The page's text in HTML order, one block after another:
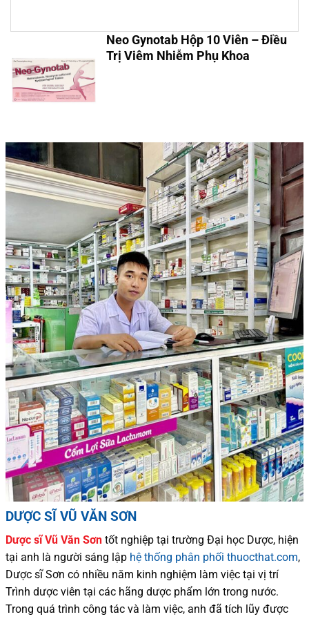
Neo Gynotab Hộp 10 Viên – Điều
Trị Viêm Nhiễm Phụ Khoa
DƯỢC SĨ VŨ VĂN SƠN
Dược sĩVũ Văn Sơn tốt nghiệp tại trường Đại học Dược, hiện
tại anh là người sáng lập hệ thống phân phối thuocthat.com,
Dược sĩSơn có nhiều năm kinh nghiệm làm việc tại vị trí
Trình dược viên tại các hãng dược phẩm lớn trong nước.
Trong quá trình công tác và làm việc, anh đã tích lũy được